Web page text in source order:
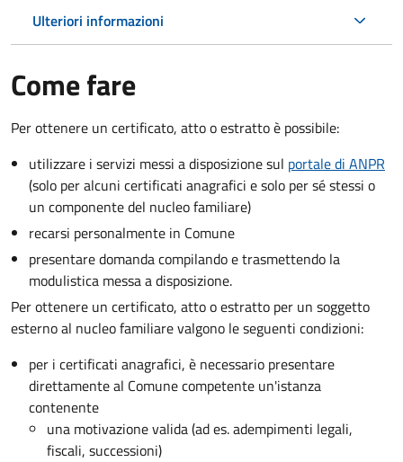
Ulteriori informazioni
Come fare
Per ottenere un certificato, atto o estratto è possibile:
utilizzare i servizi messi a disposizione sul portale di ANPR
(solo per alcuni certificati anagrafici e solo per sé stessi o
un componente del nucleo familiare)
recarsi personalmente in Comune
presentare domanda compilando e trasmettendo la
modulistica messa a disposizione.
Per ottenere un certificato, atto o estratto per un soggetto
esterno al nucleo familiare valgono le seguenti condizioni:
per i certificati anagrafici, è necessario presentare
direttamente al Comune competente un'istanza
contenente
una motivazione valida (ad es. adempimenti legali,
fiscali, successioni)